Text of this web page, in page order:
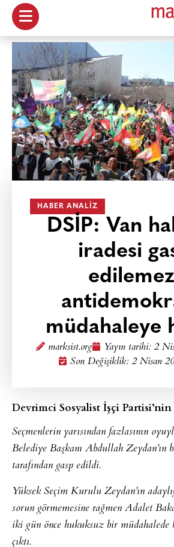
HABER ANALIZ
DSİP: Van
iradesi
müdahaleye
marksist.org Yayın tarihi: 2
Son Değişiklik: 2 Nisan
Devrimci Sosyalist İşçi Partisi’nin
Seçmenlerin yarısından fazlasının
Belediye Başkanı Abdullah Zeydan’ın
tarafından gasp edildi.
Yüksek Seçim Kurulu Zeydan’ın
sorun görmemesine rağmen Adalet
iki gün önce hukuksuz bir
çıktı.